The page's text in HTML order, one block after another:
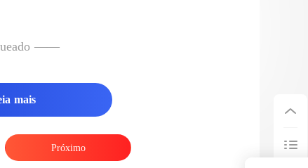
——
mais
Próximo